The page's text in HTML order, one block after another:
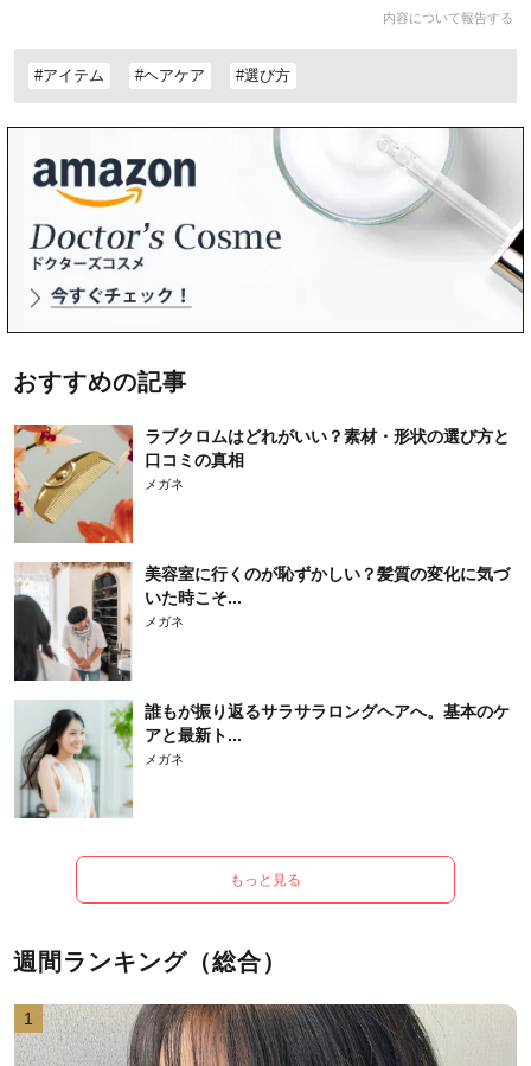
内容について報告する
#アイテム #ヘアケア #選び方
おすすめの記事
ラブクロムはどれがいい？素材・形状の選び方と
口コミの真相
メガネ
美容室に行くのが恥ずかしい？髪質の変化に気づ
いた時こそ...
メガネ
誰もが振り返るサラサラロングヘアへ。基本のケ
アと最新ト...
メガネ
もっと見る
週間ランキング（総合）
1